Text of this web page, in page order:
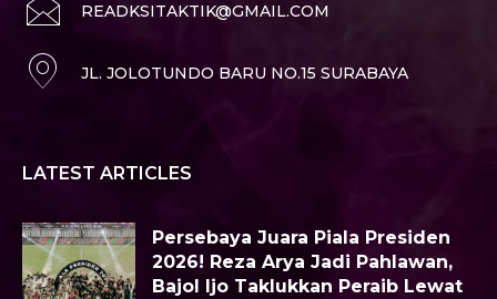
READKSITAKTIK@GMAIL.COM
JL. JOLOTUNDO BARU NO.15 SURABAYA
LATEST ARTICLES
Persebaya Juara Piala Presiden
2026! Reza Arya Jadi Pahlawan,
Bajol Ijo Taklukkan Peraib Lewat